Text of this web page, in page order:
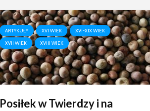
ARTYKUŁY XVI WIEK
XVI-XIX WIEK
XVII WIEK
XVIII WIEK
Posiłek w Twierdzy i na